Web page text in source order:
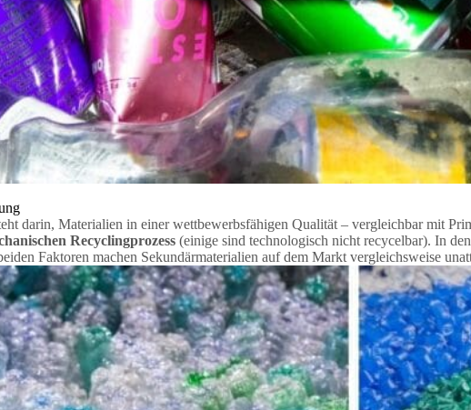
darin, Materialien in einer wettbewerbsfähigen Qualität – vergleichbar mit
Recyclingprozess (einige sind technologisch nicht recycelbar). In
Faktoren machen Sekundärmaterialien auf dem Markt vergleichsweise